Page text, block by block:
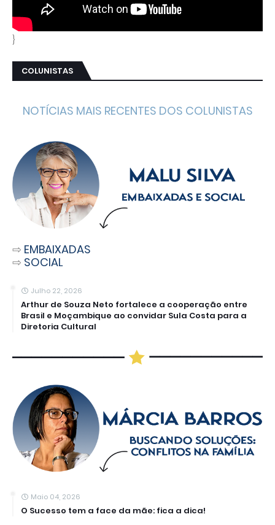
}
COLUNISTAS
NOTÍCIAS MAIS RECENTES DOS COLUNISTAS
⇨ EMBAIXADAS
⇨ SOCIAL
Julho 22, 2026
Arthur de Souza Neto fortalece a cooperação entre
Brasil e Moçambique ao convidar Sula Costa para a
Diretoria Cultural
Maio 04, 2026
O Sucesso tem a face da mãe: fica a dica!